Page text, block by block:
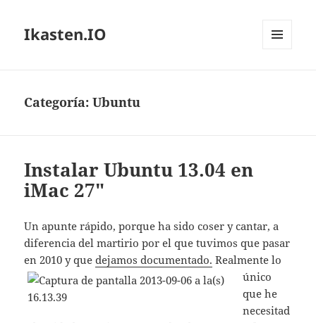
Ikasten.IO
Categoría:Ubuntu
Instalar Ubuntu 13.04 en
iMac 27″
Un apunte rápido, porque ha sido coser y cantar, a
diferencia del martirio por el que tuvimos que pasar
en 2010 y quedejamos documentado. Realmente lo
único
que he
necesitad